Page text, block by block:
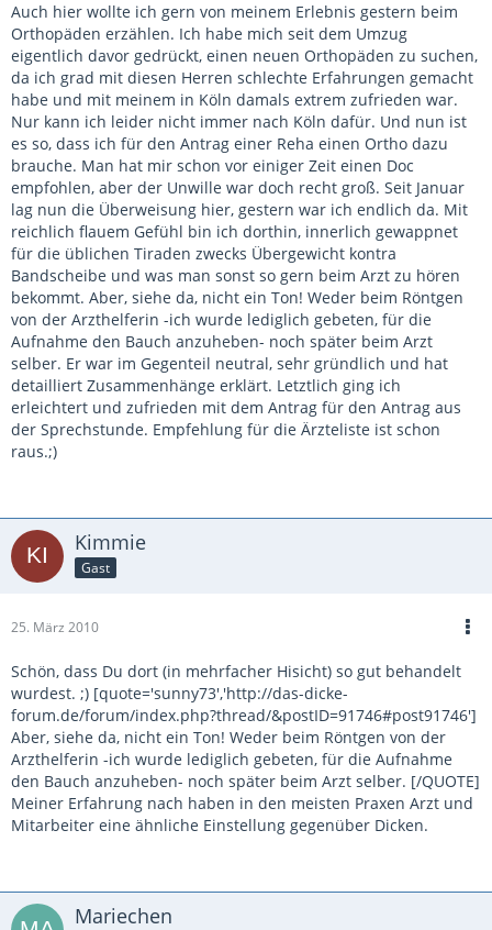
Auch hier wollte ich gern von meinem Erlebnis gestern beim
Orthopäden erzählen. Ich habe mich seit dem Umzug
eigentlich davor gedrückt, einen neuen Orthopäden zu suchen,
da ich grad mit diesen Herren schlechte Erfahrungen gemacht
habe und mit meinem in Köln damals extrem zufrieden war.
Nur kann ich leider nicht immer nach Köln dafür. Und nun ist
es so, dass ich für den Antrag einer Reha einen Ortho dazu
brauche. Man hat mir schon vor einiger Zeit einen Doc
empfohlen, aber der Unwille war doch recht groß. Seit Januar
lag nun die Überweisung hier, gestern war ich endlich da. Mit
reichlich flauem Gefühl bin ich dorthin, innerlich gewappnet
für die üblichen Tiraden zwecks Übergewicht kontra
Bandscheibe und was man sonst so gern beim Arzt zu hören
bekommt. Aber, siehe da, nicht ein Ton! Weder beim Röntgen
von der Arzthelferin -ich wurde lediglich gebeten, für die
Aufnahme den Bauch anzuheben- noch später beim Arzt
selber. Er war im Gegenteil neutral, sehr gründlich und hat
detailliert Zusammenhänge erklärt. Letztlich ging ich
erleichtert und zufrieden mit dem Antrag für den Antrag aus
der Sprechstunde. Empfehlung für die Ärzteliste ist schon
raus.;)
Kimmie
Gast
25. März 2010
Schön, dass Du dort (in mehrfacher Hisicht) so gut behandelt
wurdest. ;) [quote='sunny73','http://das-dicke-
forum.de/forum/index.php?thread/&postID=91746#post91746']
Aber, siehe da, nicht ein Ton! Weder beim Röntgen von der
Arzthelferin -ich wurde lediglich gebeten, für die Aufnahme
den Bauch anzuheben- noch später beim Arzt selber. [/QUOTE]
Meiner Erfahrung nach haben in den meisten Praxen Arzt und
Mitarbeiter eine ähnliche Einstellung gegenüber Dicken.
Mariechen